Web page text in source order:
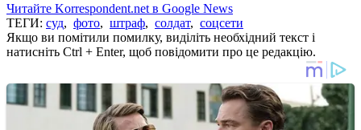
Читайте Korrespondent.net в Google News
ТЕГИ: суд, фото, штраф, солдат, соцсети
Якщо ви помітили помилку, виділіть необхідний текст і
натисніть Ctrl + Enter, щоб повідомити про це редакцію.